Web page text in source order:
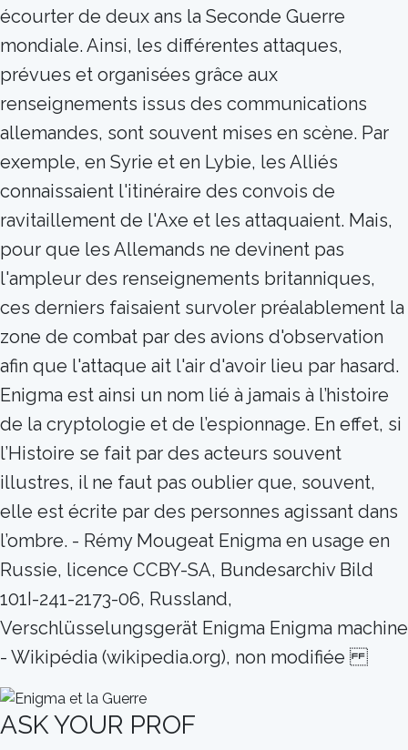
écourter de deux ans la Seconde Guerre
mondiale. Ainsi, les différentes attaques,
prévues et organisées grâce aux
renseignements issus des communications
allemandes, sont souvent mises en scène. Par
exemple, en Syrie et en Lybie, les Alliés
connaissaient l'itinéraire des convois de
ravitaillement de l'Axe et les attaquaient. Mais,
pour que les Allemands ne devinent pas
l'ampleur des renseignements britanniques,
ces derniers faisaient survoler préalablement la
zone de combat par des avions d'observation
afin que l'attaque ait l'air d'avoir lieu par hasard.
Enigma est ainsi un nom lié à jamais à l’histoire
de la cryptologie et de l’espionnage. En effet, si
l’Histoire se fait par des acteurs souvent
illustres, il ne faut pas oublier que, souvent,
elle est écrite par des personnes agissant dans
l’ombre. - Rémy Mougeat Enigma en usage en
Russie, licence CCBY-SA, Bundesarchiv Bild
101I-241-2173-06, Russland,
Verschlüsselungsgerät Enigma Enigma machine
- Wikipédia (wikipedia.org), non modifiée
ASK YOUR PROF